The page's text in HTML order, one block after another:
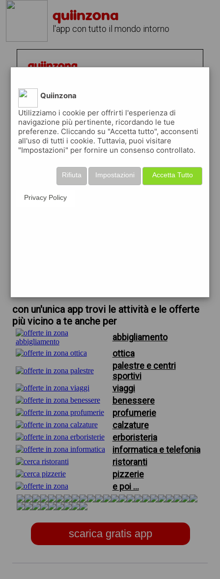
quiinzona
l'app con tutto il mondo intorno
con un'unica app trovi le attività e le offerte
più vicino a te anche per
abbigliamento
ottica
palestre e centri
sportivi
viaggi
benessere
profumerie
calzature
erboristeria
informatica e telefonia
ristoranti
pizzerie
e poi ...
scarica gratis app
Quiinzona
Utilizziamo i cookie per offrirti l'esperienza di
navigazione più pertinente, ricordando le tue
preferenze. Cliccando su "Accetta tutto", acconsenti
all'uso di tutti i cookie. Tuttavia, puoi visitare
"Impostazioni" per fornire un consenso controllato.
Accetta Tutto
Impostazioni
Rifiuta
Privacy Policy